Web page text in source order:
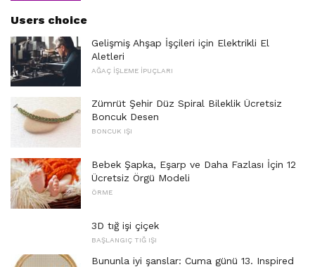
Users choice
Gelişmiş Ahşap İşçileri için Elektrikli El
Aletleri
AĞAÇ İŞLEME İPUÇLARI
Zümrüt Şehir Düz Spiral Bileklik Ücretsiz
Boncuk Desen
BONCUK IŞI
Bebek Şapka, Eşarp ve Daha Fazlası İçin 12
Ücretsiz Örgü Modeli
ÖRME
3D tığ işi çiçek
BAŞLANGIÇ ​​TIĞ IŞI
Bununla iyi şanslar: Cuma günü 13. Inspired